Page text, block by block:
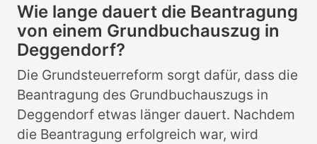
Wie lange dauert die Beantragung
von einem Grundbuchauszug in
Deggendorf?
Die Grundsteuerreform sorgt dafür, dass die
Beantragung des Grundbuchauszugs in
Deggendorf etwas länger dauert. Nachdem
die Beantragung erfolgreich war, wird